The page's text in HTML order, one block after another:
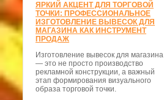
ЯРКИЙ АКЦЕНТ ДЛЯ ТОРГОВОЙ
ТОЧКИ: ПРОФЕССИОНАЛЬНОЕ
ИЗГОТОВЛЕНИЕ ВЫВЕСОК ДЛЯ
МАГАЗИНА КАК ИНСТРУМЕНТ
ПРОДАЖ
Изготовление вывесок для магазина
— это не просто производство
рекламной конструкции, а важный
этап формирования визуального
образа торговой точки.